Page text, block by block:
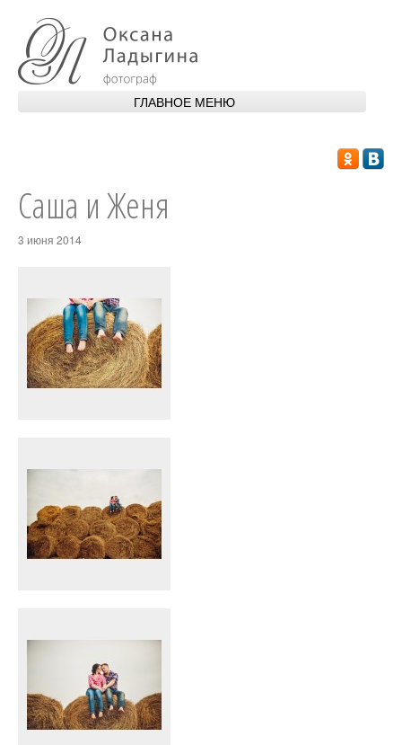
ГЛАВНОЕ МЕНЮ
ПОРТФОЛИО
УСЛУГИ
Саша и Женя
3 июня 2014